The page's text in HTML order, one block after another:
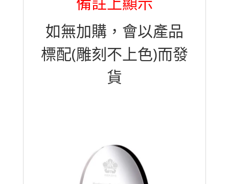
如無加購，會以產品
標配(雕刻不上色)而發
貨